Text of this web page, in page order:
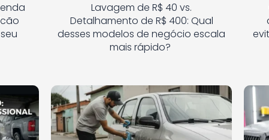
Lavagem de R$ 40 vs.
Detalhamento de R$ 400: Qual
desses modelos de negócio escala
mais rápido?